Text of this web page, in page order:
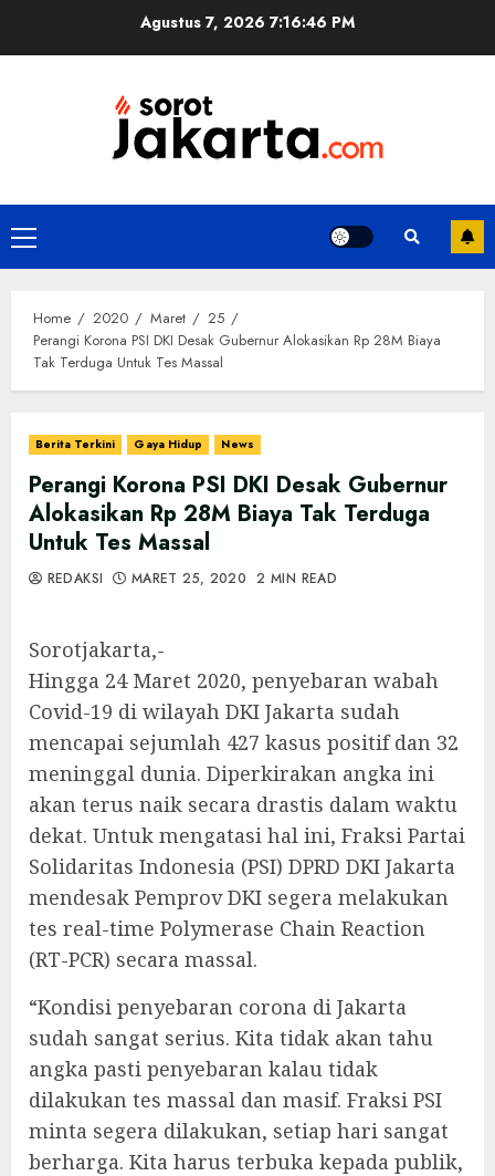
Agustus 7, 2026 7:16:46 PM
Primary
Menu
Home 2020 Maret
25
Perangi Korona PSI DKI Desak Gubernur Alokasikan Rp 28M Biaya
Tak Terduga Untuk Tes Massal
Berita Terkini Gaya Hidup News
Perangi Korona PSI DKI Desak Gubernur
Alokasikan Rp 28M Biaya Tak Terduga
Untuk Tes Massal
REDAKSI MARET 25, 2020 2 MIN READ
Sorotjakarta,-
Hingga 24 Maret 2020, penyebaran wabah
Covid-19 di wilayah DKI Jakarta sudah
mencapai sejumlah 427 kasus positif dan 32
meninggal dunia. Diperkirakan angka ini
akan terus naik secara drastis dalam waktu
dekat. Untuk mengatasi hal ini, Fraksi Partai
Solidaritas Indonesia (PSI) DPRD DKI Jakarta
mendesak Pemprov DKI segera melakukan
tes real-time Polymerase Chain Reaction
(RT-PCR) secara massal.
“Kondisi penyebaran corona di Jakarta
sudah sangat serius. Kita tidak akan tahu
angka pasti penyebaran kalau tidak
dilakukan tes massal dan masif. Fraksi PSI
minta segera dilakukan, setiap hari sangat
berharga. Kita harus terbuka kepada publik,